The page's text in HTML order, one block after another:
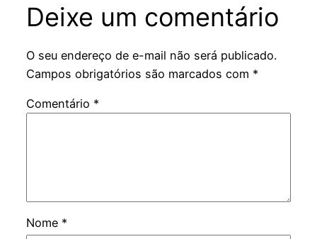
Deixe um comentário
O seu endereço de e-mail não será publicado.
Campos obrigatórios são marcados com *
Comentário *
Nome *